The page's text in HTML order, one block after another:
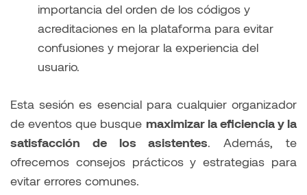
importancia del orden de los códigos y
acreditaciones en la plataforma para evitar
confusiones y mejorar la experiencia del
usuario.
Esta sesión es esencial para cualquier organizador
de eventos que busque maximizar la eficiencia y la
satisfacción de los asistentes. Además, te
ofrecemos consejos prácticos y estrategias para
evitar errores comunes.